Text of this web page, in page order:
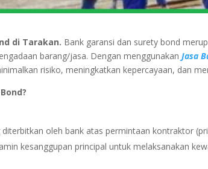
di Tarakan. Bank garansi dan surety bond
barang/jasa. Dengan menggunakanJasa
risiko, meningkatkan kepercayaan, dan
oleh bank atas permintaan kontraktor
kesanggupan principal untuk melaksanakan